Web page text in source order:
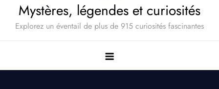
Mystères, légendes et curiosités
Explorez un éventail de plus de 915 curiosités fascinantes